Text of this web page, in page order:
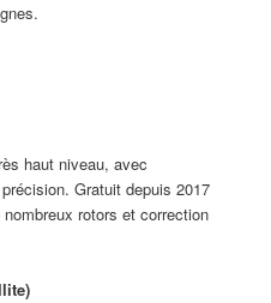
haut niveau, avec
Gratuit depuis 2017
rotors et correction